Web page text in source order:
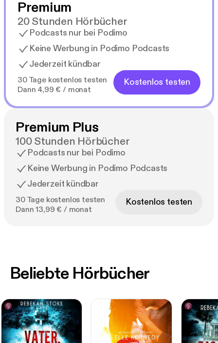
Premium
20 Stunden Hörbücher
Podcasts nur bei Podimo
Keine Werbung in Podimo Podcasts
Jederzeit kündbar
30 Tage kostenlos testen
Dann 4,99 € / monat
Kostenlos testen
Premium Plus
100 Stunden Hörbücher
Podcasts nur bei Podimo
Keine Werbung in Podimo Podcasts
Jederzeit kündbar
30 Tage kostenlos testen
Dann 13,99 € / monat
Kostenlos testen
Beliebte Hörbücher